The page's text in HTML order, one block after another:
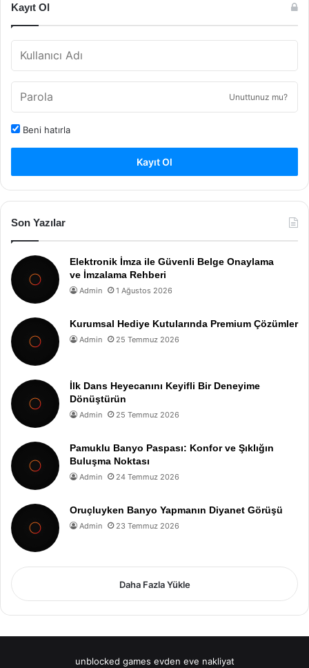
Kayıt Ol
Unuttunuz mu?
Beni hatırla
Kayıt Ol
Son Yazılar
Elektronik İmza ile Güvenli Belge Onaylama
ve İmzalama Rehberi
Admin 1 Ağustos 2026
Kurumsal Hediye Kutularında Premium Çözümler
Admin 25 Temmuz 2026
İlk Dans Heyecanını Keyifli Bir Deneyime
Dönüştürün
Admin 25 Temmuz 2026
Pamuklu Banyo Paspası: Konfor ve Şıklığın
Buluşma Noktası
Admin 24 Temmuz 2026
Oruçluyken Banyo Yapmanın Diyanet Görüşü
Admin 23 Temmuz 2026
Daha Fazla Yükle
unblocked games evden eve nakliyat